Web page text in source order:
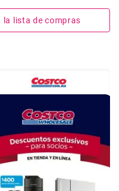
la lista de compras